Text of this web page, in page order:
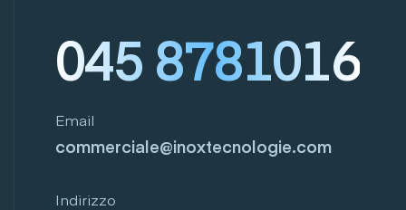
045 8781016
Email
commerciale@inoxtecnologie.com
Indirizzo